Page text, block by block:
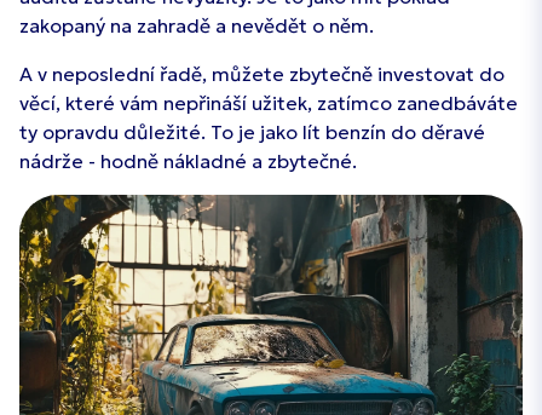
zakopaný na zahradě a nevědět o něm.
A v neposlední řadě, můžete zbytečně investovat do
věcí, které vám nepřináší užitek, zatímco zanedbáváte
ty opravdu důležité. To je jako lít benzín do děravé
nádrže - hodně nákladné a zbytečné.